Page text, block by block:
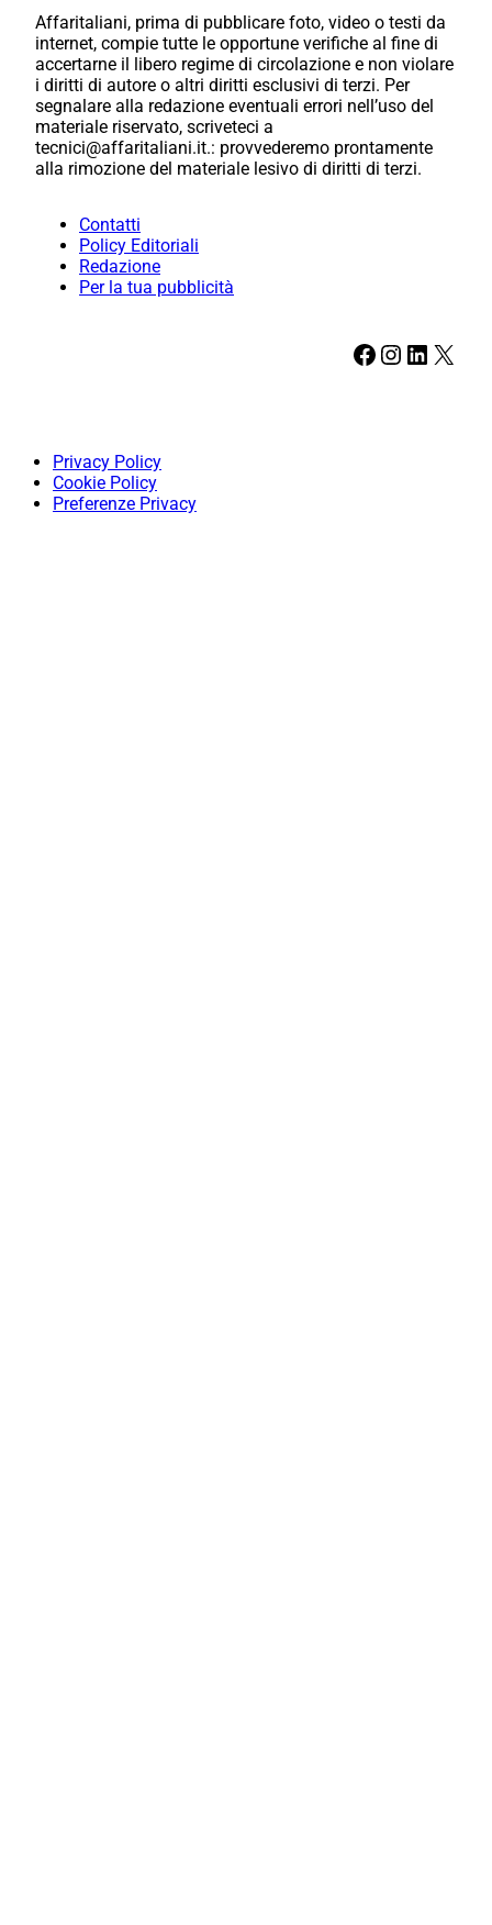
Affaritaliani, prima di pubblicare foto, video o testi da
internet, compie tutte le opportune verifiche al fine di
accertarne il libero regime di circolazione e non violare
i diritti di autore o altri diritti esclusivi di terzi. Per
segnalare alla redazione eventuali errori nell’uso del
materiale riservato, scriveteci a
tecnici@affaritaliani.it.: provvederemo prontamente
alla rimozione del materiale lesivo di diritti di terzi.
Contatti
Policy Editoriali
Redazione
Per la tua pubblicità
Facebook Instagram LinkedIn X
Privacy Policy
Cookie Policy
Preferenze Privacy